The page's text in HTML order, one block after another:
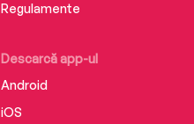
Descarcă app-ul
Android
iOS
Regulamente